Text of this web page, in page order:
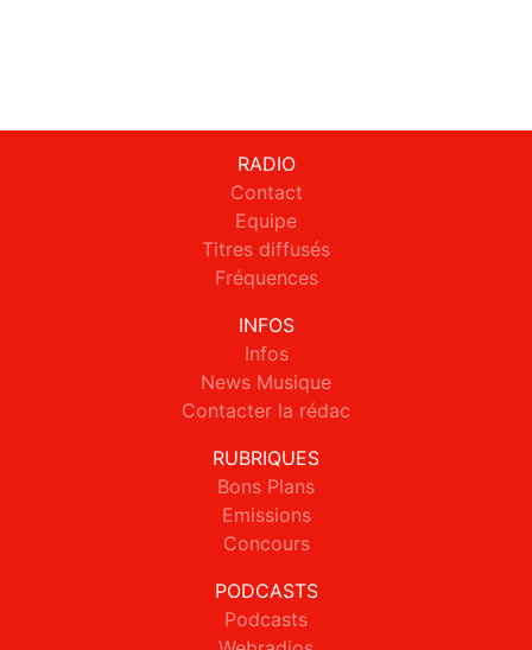
RADIO
Contact
Equipe
Titres diffusés
Fréquences
INFOS
Infos
News Musique
Contacter la rédac
RUBRIQUES
Bons Plans
Emissions
Concours
PODCASTS
Podcasts